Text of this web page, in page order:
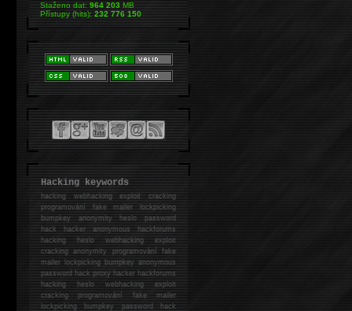
Staženo dat:964 203MB
Přístupy (hits):232 776 150
Hacking keywords
hackingwebhacking exploit cracking
programování fake mailer lockpicking
bumpkey anonymity heslo password
hackhacker anonymous hackforums
hackingheslo webhacking exploit
cracking anonymity programování fake
mailer lockpicking bumpkey anonymous
password hack proxy hacker hackforums
hacking heslo webhacking exploit
cracking programování fake mailer
lockpicking bumpkey password hack